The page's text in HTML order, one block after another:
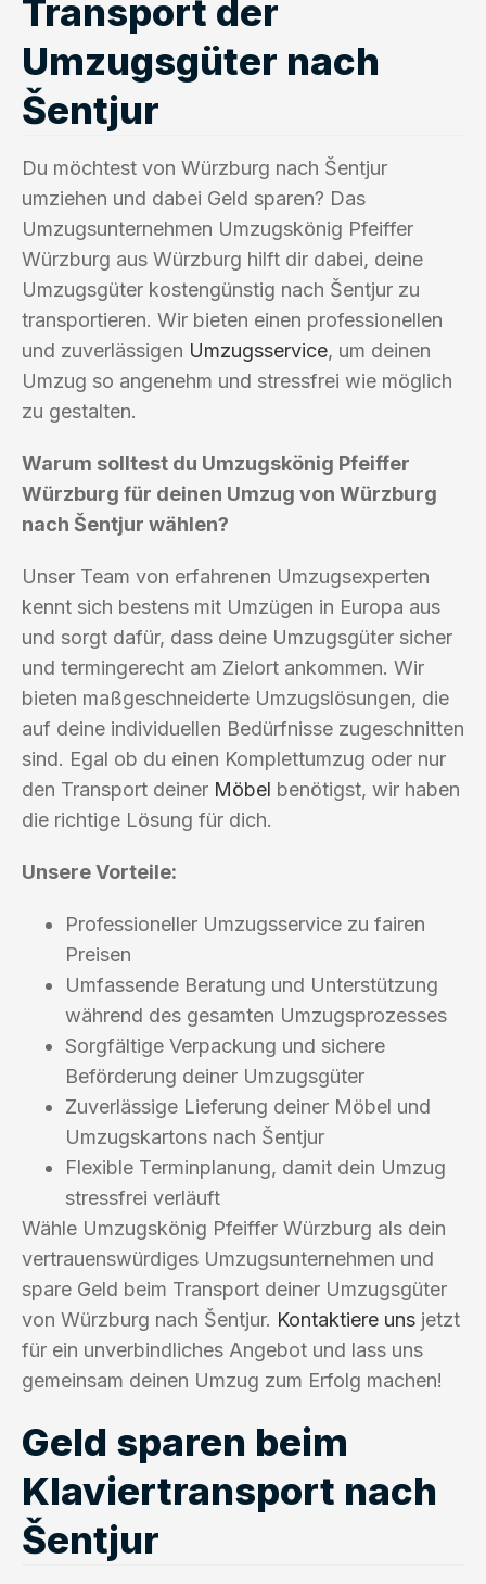
Transport der
Umzugsgüter nach
Šentjur
Du möchtest von Würzburg nach Šentjur
umziehen und dabei Geld sparen? Das
Umzugsunternehmen Umzugskönig Pfeiffer
Würzburg aus Würzburg hilft dir dabei, deine
Umzugsgüter kostengünstig nach Šentjur zu
transportieren. Wir bieten einen professionellen
und zuverlässigen Umzugsservice, um deinen
Umzug so angenehm und stressfrei wie möglich
zu gestalten.
Warum solltest du Umzugskönig Pfeiffer
Würzburg für deinen Umzug von Würzburg
nach Šentjur wählen?
Unser Team von erfahrenen Umzugsexperten
kennt sich bestens mit Umzügen in Europa aus
und sorgt dafür, dass deine Umzugsgüter sicher
und termingerecht am Zielort ankommen. Wir
bieten maßgeschneiderte Umzugslösungen, die
auf deine individuellen Bedürfnisse zugeschnitten
sind. Egal ob du einen Komplettumzug oder nur
den Transport deiner Möbel benötigst, wir haben
die richtige Lösung für dich.
Unsere Vorteile:
Professioneller Umzugsservice zu fairen
Preisen
Umfassende Beratung und Unterstützung
während des gesamten Umzugsprozesses
Sorgfältige Verpackung und sichere
Beförderung deiner Umzugsgüter
Zuverlässige Lieferung deiner Möbel und
Umzugskartons nach Šentjur
Flexible Terminplanung, damit dein Umzug
stressfrei verläuft
Wähle Umzugskönig Pfeiffer Würzburg als dein
vertrauenswürdiges Umzugsunternehmen und
spare Geld beim Transport deiner Umzugsgüter
von Würzburg nach Šentjur. Kontaktiere uns jetzt
für ein unverbindliches Angebot und lass uns
gemeinsam deinen Umzug zum Erfolg machen!
Geld sparen beim
Klaviertransport nach
Šentjur